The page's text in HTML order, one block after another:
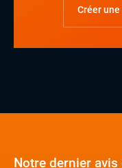
Créer
Notre dernier